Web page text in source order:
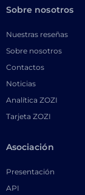
Sobre nosotros
Nuestras reseñas
Sobre nosotros
Contactos
Noticias
Analítica ZOZI
Tarjeta ZOZI
Asociación
Presentación
API